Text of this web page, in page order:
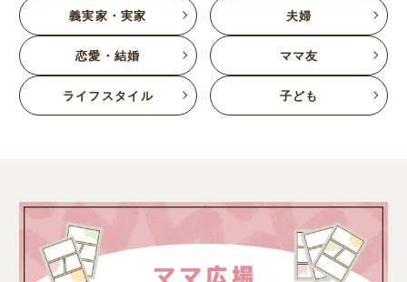
義実家・実家 夫婦
恋愛・結婚 ママ友
ライフスタイル 子ども